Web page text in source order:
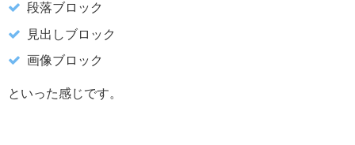
段落ブロック
見出しブロック
画像ブロック
といった感じです。